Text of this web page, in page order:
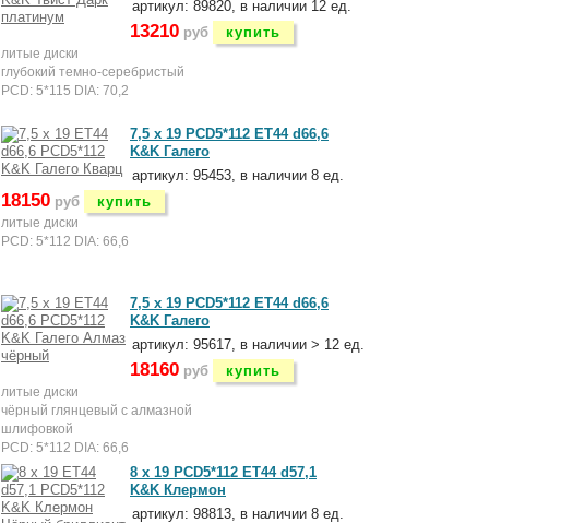
артикул: 89820, в наличии 12 ед.
13210 руб купить
литые диски
глубокий темно-серебристый
PCD: 5*115 DIA: 70,2
7,5 x 19 PCD5*112 ET44 d66,6
K&K Галего
артикул: 95453, в наличии 8 ед.
18150 руб купить
литые диски
PCD: 5*112 DIA: 66,6
7,5 x 19 PCD5*112 ET44 d66,6
K&K Галего
артикул: 95617, в наличии > 12 ед.
18160 руб купить
литые диски
чёрный глянцевый с алмазной
шлифовкой
PCD: 5*112 DIA: 66,6
8 x 19 PCD5*112 ET44 d57,1
K&K Клермон
артикул: 98813, в наличии 8 ед.